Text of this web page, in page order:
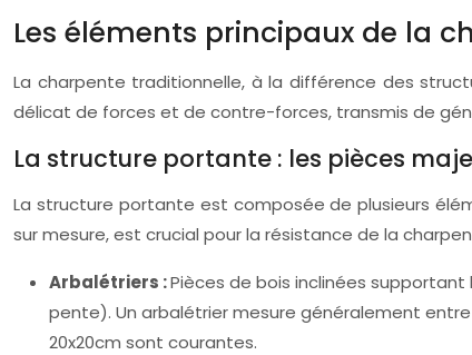
Les éléments principaux de la
La charpente traditionnelle, à la différence des
délicat de forces et de contre-forces, transmis de
La structure portante : les pièces
La structure portante est composée de plusieurs
sur mesure, est crucial pour la résistance de la
Arbalétriers :Pièces de bois inclinées
pente). Un arbalétrier mesure généralement
20x20cm sont courantes.